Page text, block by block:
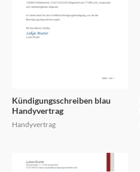
Kündigungsschreiben blau
Handyvertrag
Handyvertrag